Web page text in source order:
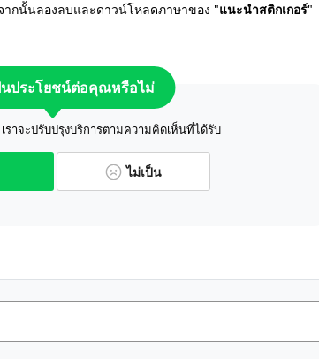
ากนั้นลองลบและดาวน์โหลดภาษาของ "แนะนำสติกเกอร์"
ประโยชน์ต่อคุณหรือไม่
ราจะปรับปรุงบริการตามความคิดเห็นที่ได้รับ
ไม่เป็น